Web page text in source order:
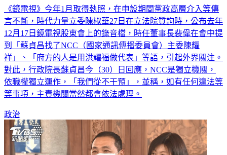
《鏡電視》今年1月取得執照，在申設期間黨政高層介入等傳
言不斷，時代力量立委陳椒華27日在立法院質詢時，公布去年
12月17日鏡電視股東會上的錄音檔，時任董事長裴偉在會中提
到「蘇貞昌找了NCC（國家通訊傳播委員會）主委陳耀
祥」、「府方的人是用洪耀福做代表」等語，引起外界關注。
對此，行政院長蘇貞昌今（30）日回應，NCC是獨立機關，
依職權獨立運作，「我們從不干預」，並稱，如有任何違法等
等事項，主責機關當然都會依法處理。
政治